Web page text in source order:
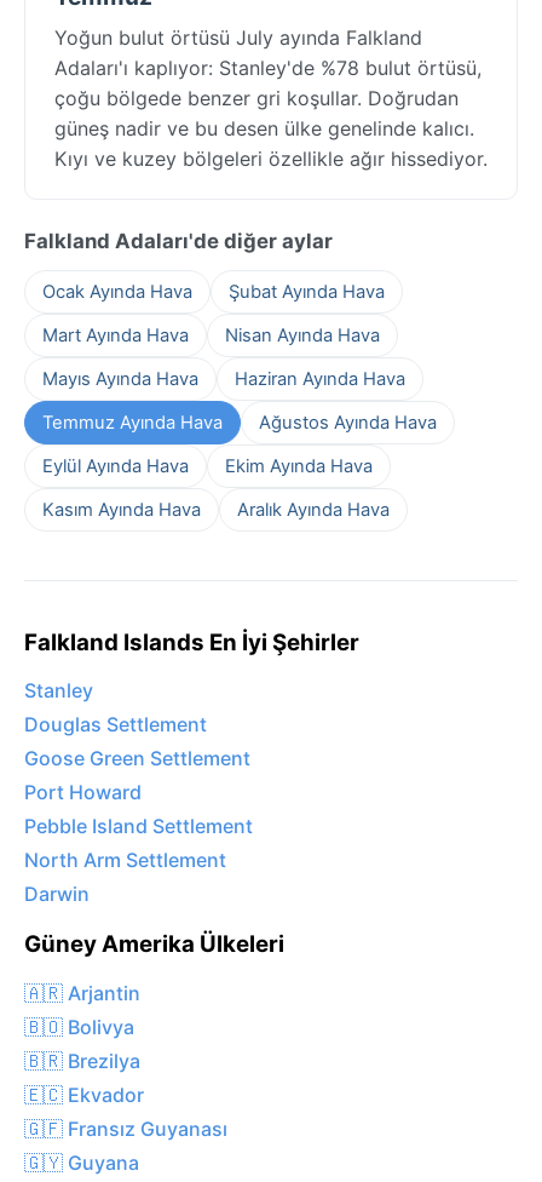
Yoğun bulut örtüsü July ayında Falkland
Adaları'ı kaplıyor: Stanley'de %78 bulut örtüsü,
çoğu bölgede benzer gri koşullar. Doğrudan
güneş nadir ve bu desen ülke genelinde kalıcı.
Kıyı ve kuzey bölgeleri özellikle ağır hissediyor.
Falkland Adaları'de diğer aylar
Ocak Ayında Hava
Şubat Ayında Hava
Mart Ayında Hava
Nisan Ayında Hava
Mayıs Ayında Hava
Haziran Ayında Hava
Temmuz Ayında Hava
Ağustos Ayında Hava
Eylül Ayında Hava
Ekim Ayında Hava
Kasım Ayında Hava
Aralık Ayında Hava
Falkland Islands En İyi Şehirler
Stanley
Douglas Settlement
Goose Green Settlement
Port Howard
Pebble Island Settlement
North Arm Settlement
Darwin
Güney Amerika Ülkeleri
🇦🇷 Arjantin
🇧🇴 Bolivya
🇧🇷 Brezilya
🇪🇨 Ekvador
🇬🇫 Fransız Guyanası
🇬🇾 Guyana